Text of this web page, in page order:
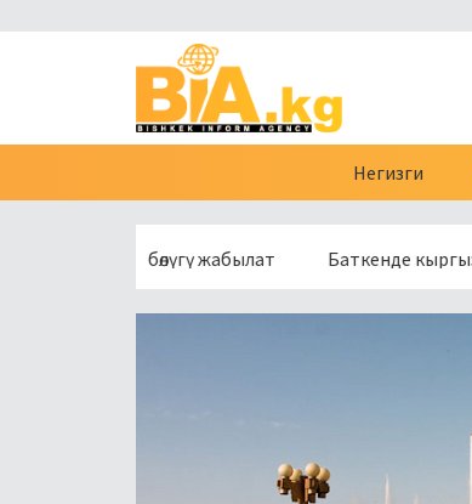
Негизги
бир бөлүгү жабылат Баткенде кыргыз-тажик